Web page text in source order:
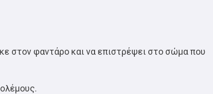
στον φαντάρο και να επιστρέψει στο σώμα που